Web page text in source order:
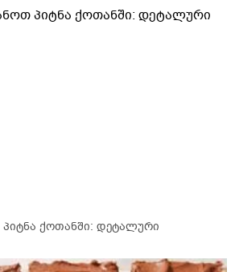
ქოთანში: დეტალური